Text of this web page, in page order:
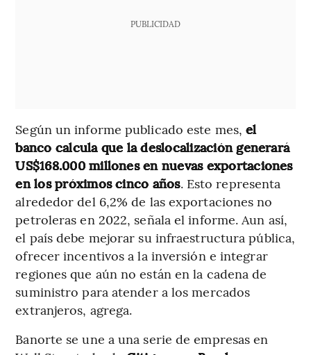
PUBLICIDAD
Según un informe publicado este mes, el
banco calcula que la deslocalización generará
US$168.000 millones en nuevas exportaciones
en los próximos cinco años. Esto representa
alrededor del 6,2% de las exportaciones no
petroleras en 2022, señala el informe. Aun así,
el país debe mejorar su infraestructura pública,
ofrecer incentivos a la inversión e integrar
regiones que aún no están en la cadena de
suministro para atender a los mercados
extranjeros, agrega.
Banorte se une a una serie de empresas en